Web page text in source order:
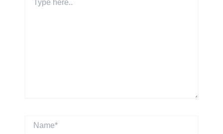
here..